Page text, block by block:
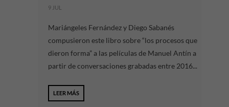
9 JUL
Mariángeles Fernández y Diego Sabanés
compusieron este libro sobre “los procesos que
dieron forma” a las películas de Manuel Antín a
partir de conversaciones grabadas entre 2016...
LEER MÁS